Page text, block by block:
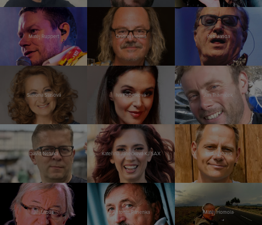
Matěj Ruppert Ondřej Hejma Petr Janda
Simona Stašová Iva Kubelková Jan Trávníček
David Netuka Kateřina Janečková KJ SAX Tomáš Kraus
Jiří Lábus Antonín Panenka Matěj Homola